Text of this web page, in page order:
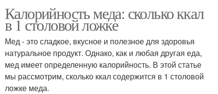
Калорийность меда: сколько ккал
в 1 столовой ложке
Мед - это сладкое, вкусное и полезное для здоровья
натуральное продукт. Однако, как и любая другая еда,
мед имеет определенную калорийность. В этой статье
мы рассмотрим, сколько ккал содержится в 1 столовой
ложке меда.